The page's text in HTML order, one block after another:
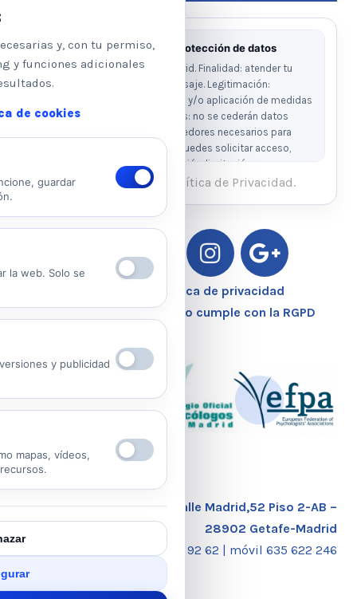
Información básica sobre protección de datos
Responsable: Psicologos Madrid. Finalidad: atender tu
solicitud y responder a tu mensaje. Legitimación:
consentimiento del interesado y/o aplicación de medidas
precontractuales. Destinatarios: no se cederán datos
salvo obligación legal o proveedores necesarios para
prestar el servicio. Derechos: puedes solicitar acceso,
rectificación, supresión, oposición, limitación y
portabilidad escribiendo al email legal indicado.
Ver Política de Cookies
He leído y acepto la Política de Privacidad.
Aviso Legal – Política de privacidad
Nuestro Centro Sanitario cumple con la RGPD
Calle Madrid,52 Piso 2-AB –
28902 Getafe-Madrid
tlf. 91 681 92 62 | móvil 635 622 246
y, con tu permiso,
y funciones adicionales
de cookies
guardar
la web. Solo se
y publicidad
mapas, vídeos,